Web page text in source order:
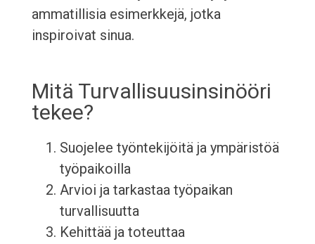
ammatillisia esimerkkejä, jotka
inspiroivat sinua.
Mitä Turvallisuusinsinööri
tekee?
Suojelee työntekijöitä ja ympäristöä
työpaikoilla
Arvioi ja tarkastaa työpaikan
turvallisuutta
Kehittää ja toteuttaa